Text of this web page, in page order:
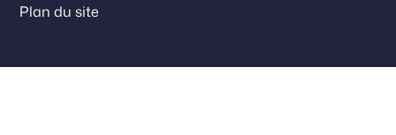
Plan du site